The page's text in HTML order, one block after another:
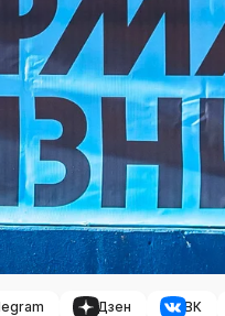
Дзен ВК